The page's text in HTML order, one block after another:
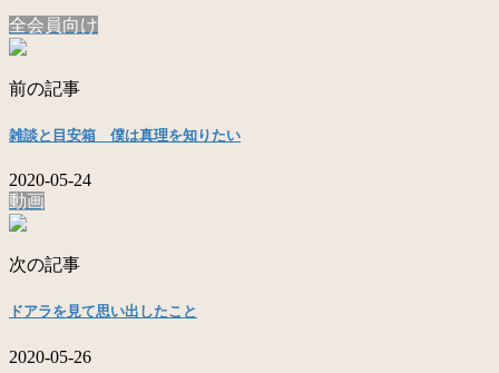
全会員向け
前の記事
雑談と目安箱 僕は真理を知りたい
2020-05-24
動画
次の記事
ドアラを見て思い出したこと
2020-05-26